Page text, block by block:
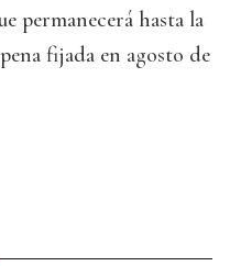
permanecerá hasta la
fijada en agosto de